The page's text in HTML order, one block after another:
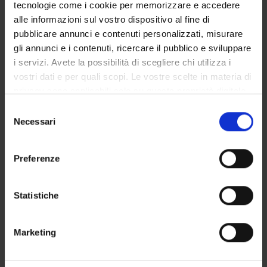
tecnologie come i cookie per memorizzare e accedere
alle informazioni sul vostro dispositivo al fine di
pubblicare annunci e contenuti personalizzati, misurare
gli annunci e i contenuti, ricercare il pubblico e sviluppare
i servizi. Avete la possibilità di scegliere chi utilizza i
vostri dati e per quali scopi. Le vostre scelte in materia di
modificare o revocare il proprio consenso in qualsiasi
momento dalla Dichiarazione sui cookie o facendo clic
raccogliere informazioni sulla tua posizione
geografica, con un'approssimazione di qualche
Identificare il tuo dispositivo, scansionandolo
delNecessari
Preferenze
Statistiche
Marketing
OFFERTA FORMATIVA
DOTTORATI, MASTER E FORMAZIONE SUPERIORE
Persone
Calendario